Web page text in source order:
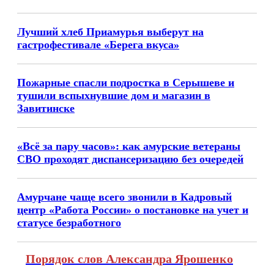
Лучший хлеб Приамурья выберут на
гастрофестивале «Берега вкуса»
Пожарные спасли подростка в Серышеве и
тушили вспыхнувшие дом и магазин в
Завитинске
«Всё за пару часов»: как амурские ветераны
СВО проходят диспансеризацию без очередей
Амурчане чаще всего звонили в Кадровый
центр «Работа России» о постановке на учет и
статусе безработного
Порядок слов Александра Ярошенко